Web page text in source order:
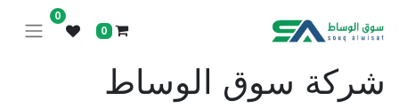
0
0
شركة سوق الوساط